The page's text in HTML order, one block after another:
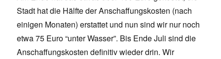
Stadt hat die Hälfte der Anschaffungskosten (nach
einigen Monaten) erstattet und nun sind wir nur noch
etwa 75 Euro “unter Wasser”. Bis Ende Juli sind die
Anschaffungskosten definitiv wieder drin. Wir